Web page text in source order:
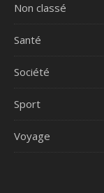
Non classé
Santé
Société
Sport
Voyage